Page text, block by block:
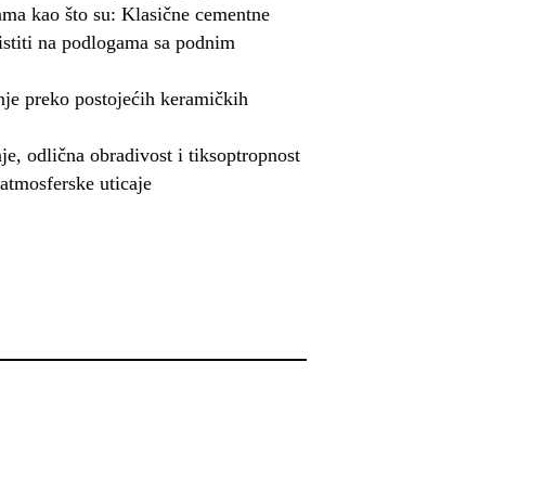
kao što su: Klasične cementne
na podlogama sa podnim
preko postojećih keramičkih
odlična obradivost i tiksoptropnost
uticaje